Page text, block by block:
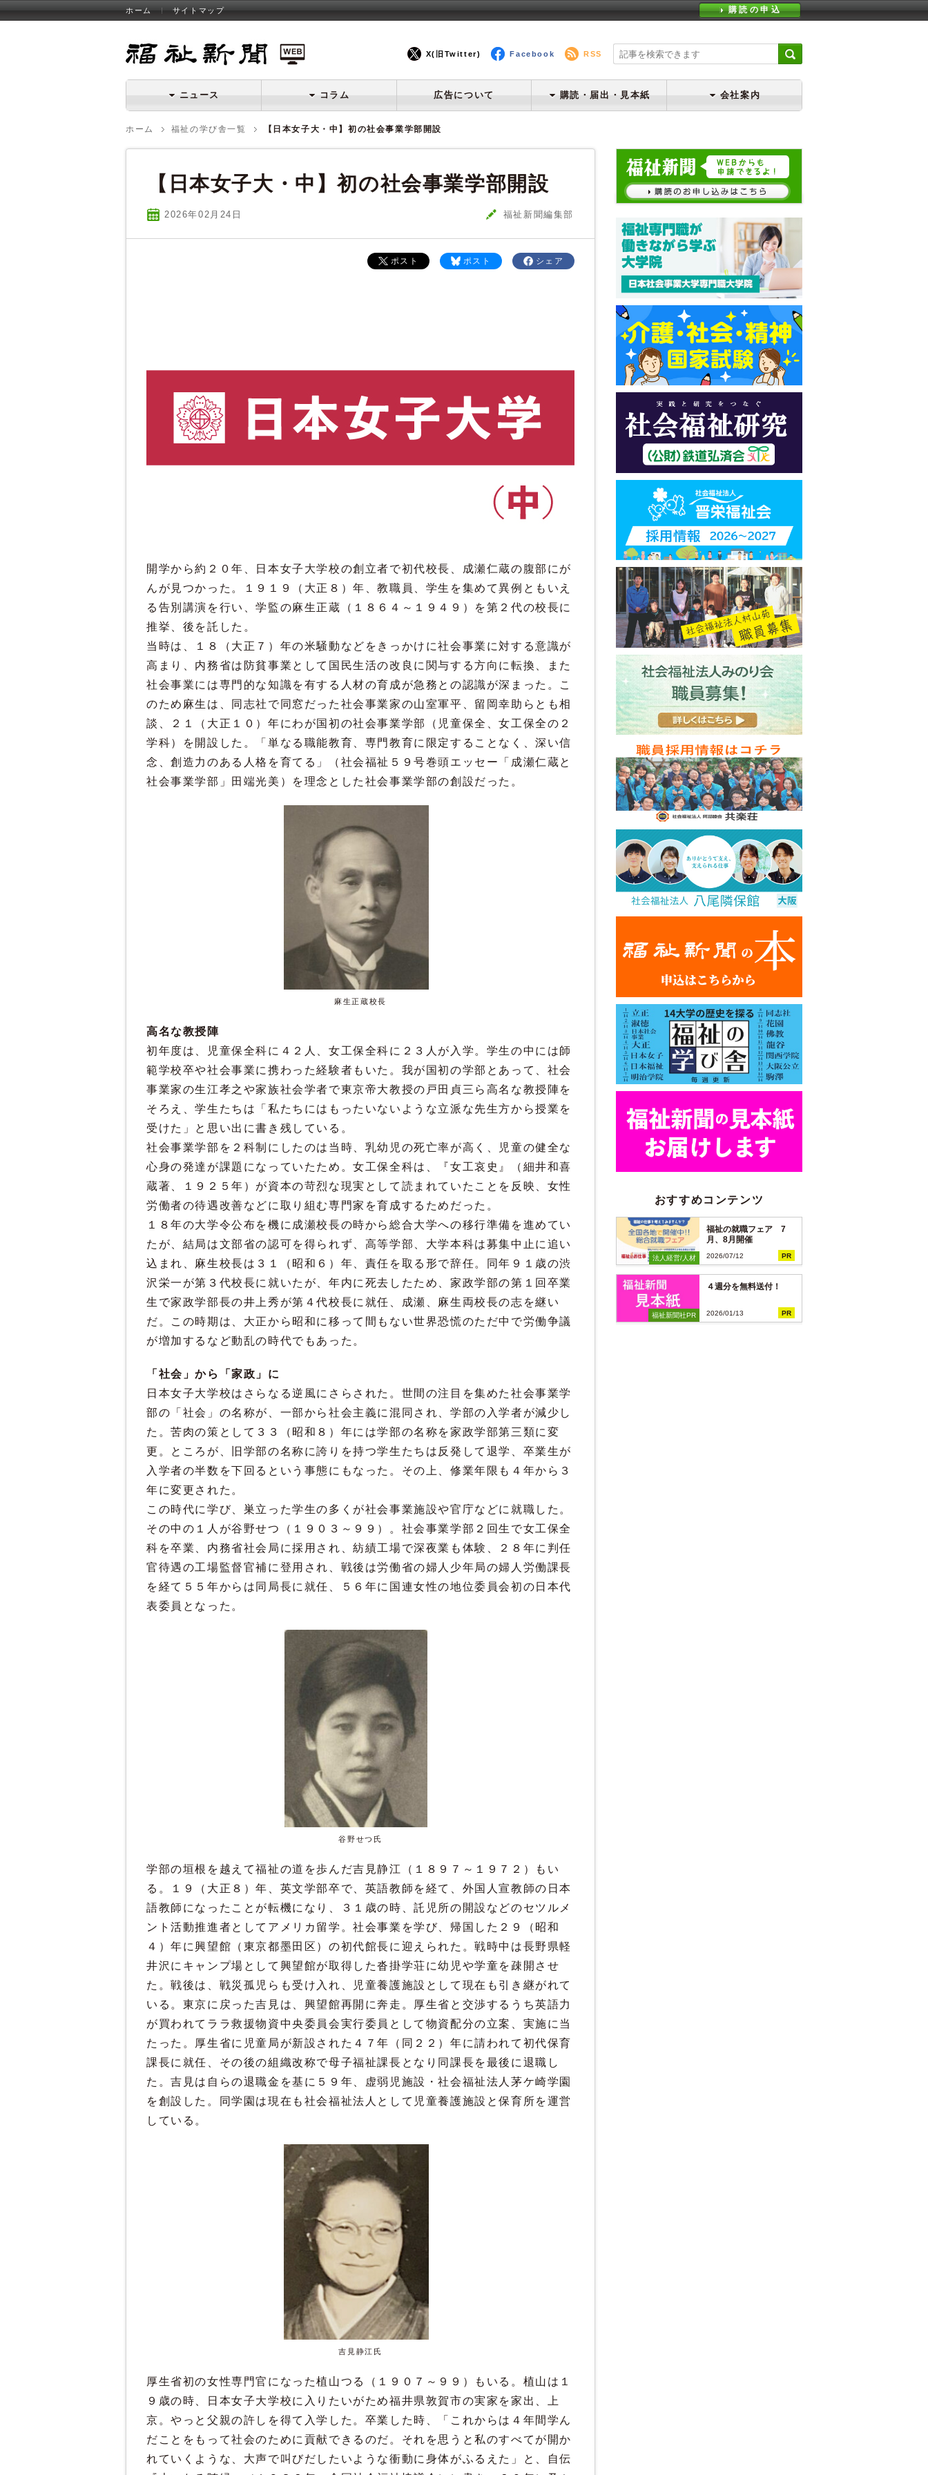
ホーム サイトマップ 購読の申込
X(旧Twitter) Facebook RSS
ニュース コラム 広告について 購読・届出・見本紙 会社案内
ホーム 福祉の学び舎一覧 【日本女子大・中】初の社会事業学部開設
【日本女子大・中】初の社会事業学部開設
2026年02 月 24 日 福祉新聞編集部
シェア
ポスト
ポスト
開学から約２０年、日本女子大学校の創立者で初代校長、成瀬仁蔵の腹部にが
んが見つかった。１９１９（大正８）年、教職員、学生を集めて異例ともいえ
る告別講演を行い、学監の麻生正蔵（１８６４～１９４９）を第２代の校長に
推挙、後を託した。
当時は、１８（大正７）年の米騒動などをきっかけに社会事業に対する意識が
高まり、内務省は防貧事業として国民生活の改良に関与する方向に転換、また
社会事業には専門的な知識を有する人材の育成が急務との認識が深まった。こ
のため麻生は、同志社で同窓だった社会事業家の山室軍平、留岡幸助らとも相
談、２１（大正１０）年にわが国初の社会事業学部（児童保全、女工保全の２
学科）を開設した。「単なる職能教育、専門教育に限定することなく、深い信
念、創造力のある人格を育てる」（社会福祉５９号巻頭エッセー「成瀬仁蔵と
社会事業学部」田端光美）を理念とした社会事業学部の創設だった。
麻生正蔵校長
高名な教授陣
初年度は、児童保全科に４２人、女工保全科に２３人が入学。学生の中には師
範学校卒や社会事業に携わった経験者もいた。我が国初の学部とあって、社会
事業家の生江孝之や家族社会学者で東京帝大教授の戸田貞三ら高名な教授陣を
そろえ、学生たちは「私たちにはもったいないような立派な先生方から授業を
受けた」と思い出に書き残している。
社会事業学部を２科制にしたのは当時、乳幼児の死亡率が高く、児童の健全な
心身の発達が課題になっていたため。女工保全科は、『女工哀史』（細井和喜
蔵著、１９２５年）が資本の苛烈な現実として読まれていたことを反映、女性
労働者の待遇改善などに取り組む専門家を育成するためだった。
１８年の大学令公布を機に成瀬校長の時から総合大学への移行準備を進めてい
たが、結局は文部省の認可を得られず、高等学部、大学本科は募集中止に追い
込まれ、麻生校長は３１（昭和６）年、責任を取る形で辞任。同年９１歳の渋
沢栄一が第３代校長に就いたが、年内に死去したため、家政学部の第１回卒業
生で家政学部長の井上秀が第４代校長に就任、成瀬、麻生両校長の志を継い
だ。この時期は、大正から昭和に移って間もない世界恐慌のただ中で労働争議
が増加するなど動乱の時代でもあった。
「社会」から「家政」に
日本女子大学校はさらなる逆風にさらされた。世間の注目を集めた社会事業学
部の「社会」の名称が、一部から社会主義に混同され、学部の入学者が減少し
た。苦肉の策として３３（昭和８）年には学部の名称を家政学部第三類に変
更。ところが、旧学部の名称に誇りを持つ学生たちは反発して退学、卒業生が
入学者の半数を下回るという事態にもなった。その上、修業年限も４年から３
年に変更された。
この時代に学び、巣立った学生の多くが社会事業施設や官庁などに就職した。
その中の１人が谷野せつ（１９０３～９９）。社会事業学部２回生で女工保全
科を卒業、内務省社会局に採用され、紡績工場で深夜業も体験、２８年に判任
官待遇の工場監督官補に登用され、戦後は労働省の婦人少年局の婦人労働課長
を経て５５年からは同局長に就任、５６年に国連女性の地位委員会初の日本代
表委員となった。
谷野せつ氏
学部の垣根を越えて福祉の道を歩んだ吉見静江（１８９７～１９７２）もい
る。１９（大正８）年、英文学部卒で、英語教師を経て、外国人宣教師の日本
語教師になったことが転機になり、３１歳の時、託児所の開設などのセツルメ
ント活動推進者としてアメリカ留学。社会事業を学び、帰国した２９（昭和
４）年に興望館（東京都墨田区）の初代館長に迎えられた。戦時中は長野県軽
井沢にキャンプ場として興望館が取得した沓掛学荘に幼児や学童を疎開させ
た。戦後は、戦災孤児らも受け入れ、児童養護施設として現在も引き継がれて
いる。東京に戻った吉見は、興望館再開に奔走。厚生省と交渉するうち英語力
が買われてララ救援物資中央委員会実行委員として物資配分の立案、実施に当
たった。厚生省に児童局が新設された４７年（同２２）年に請われて初代保育
課長に就任、その後の組織改称で母子福祉課長となり同課長を最後に退職し
た。吉見は自らの退職金を基に５９年、虚弱児施設・社会福祉法人茅ケ崎学園
を創設した。同学園は現在も社会福祉法人として児童養護施設と保育所を運営
している。
吉見静江氏
厚生省初の女性専門官になった植山つる（１９０７～９９）もいる。植山は１
９歳の時、日本女子大学校に入りたいがため福井県敦賀市の実家を家出、上
京。やっと父親の許しを得て入学した。卒業した時、「これからは４年間学ん
だことをもって社会のために貢献できるのだ。それを思うと私のすべてが開か
れていくような、大声で叫びだしたいような衝動に身体がふるえた」と、自伝
おすすめコンテンツ
法人経営/人材
福祉の就職フェア 7
月、8月開催
2026/07/12 PR
福祉新聞社PR
４週分を無料送付！
2026/01/13 PR